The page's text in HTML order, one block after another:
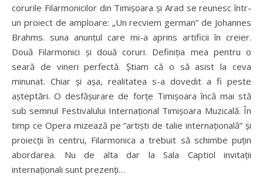
corurile Filarmonicilor din Timișoara și Arad se reunesc într-
un proiect de amploare: „Un recviem german” de Johannes
Brahms. suna anunțul care mi-a aprins artificii în creier.
Două Filarmonici și două coruri. Definiția mea pentru o
seară de vineri perfectă. Știam că o să asist la ceva
minunat. Chiar și așa, realitatea s-a dovedit a fi peste
așteptări. O desfășurare de forțe Timișoara încă mai stă
sub semnul Festivalului Internațional Timișoara Muzicală. În
timp ce Opera mizează pe ”artiști de talie internațională” și
proiecții în centru, Filarmonica a trebuit să schimbe puțin
abordarea. Nu de alta dar la Sala Captiol invitații
internaționali sunt prezenți…